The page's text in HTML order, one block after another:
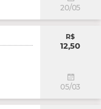
20/05
R$
12,50
05/03